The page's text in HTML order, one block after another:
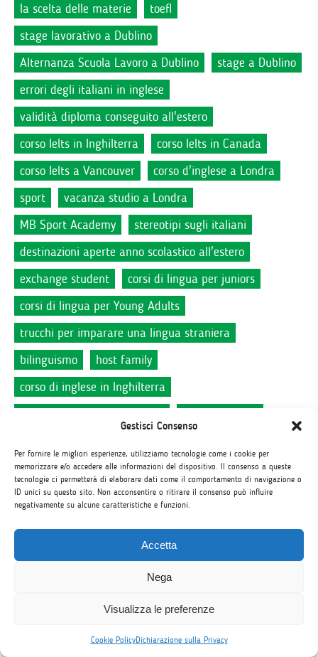
Gestisci Consenso
Per fornire le migliori esperienze, utilizziamo tecnologie come i cookie per
memorizzare e/o accedere alle informazioni del dispositivo. Il consenso a queste
tecnologie ci permetterà di elaborare dati come il comportamento di navigazione o
ID unici su questo sito. Non acconsentire o ritirare il consenso può influire
negativamente su alcune caratteristiche e funzioni.
Accetta
Nega
Visualizza le preferenze
Cookie PolicyDichiarazione sulla Privacy
la scelta delle materie
toefl
stage lavorativo a Dublino
Alternanza Scuola Lavoro a Dublino
stage a Dublino
errori degli italiani in inglese
validità diploma conseguito all'estero
corso Ielts in Inghilterra
corso Ielts in Canada
corso Ielts a Vancouver
corso d'inglese a Londra
sport
vacanza studio a Londra
MB Sport Academy
stereotipi sugli italiani
destinazioni aperte anno scolastico all'estero
exchange student
corsi di lingua per juniors
corsi di lingua per Young Adults
trucchi per imparare una lingua straniera
bilinguismo
host family
corso di inglese in Inghilterra
gaelico
trifoglio english
bandiera irlandese
false friends
corso d'inglese in Irlanda
cupcakes
Exeter
colloquio in lingua inglese
stage professionale
job interview